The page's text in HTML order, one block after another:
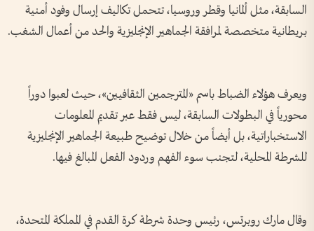
السابقة، مثل ألمانيا وقطر وروسيا، تتحمل تكاليف إرسال وفود أمنية
بريطانية متخصصة لمرافقة الجماهير الإنجليزية والحد من أعمال الشغب.
ويعرف هؤلاء الضباط باسم «المترجمين الثقافيين»، حيث لعبوا دوراً
محورياً في البطولات السابقة، ليس فقط عبر تقديم المعلومات
الاستخباراتية، بل أيضاً من خلال توضيح طبيعة الجماهير الإنجليزية
للشرطة المحلية، لتجنب سوء الفهم وردود الفعل المبالغ فيها.
وقال مارك روبرتس، رئيس وحدة شرطة كرة القدم في المملكة المتحدة،